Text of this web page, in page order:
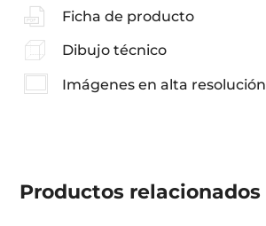
Ficha de producto
Dibujo técnico
Imágenes en alta resolución
Productos relacionados